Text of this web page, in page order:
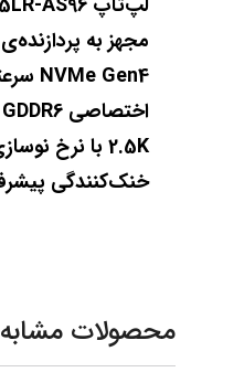
خنک‌کنندگی پیشرفته، این دستگاه را به انتخابی مطمئن برای گیمرهای جدی و کاربران حرفه‌ای در حوزه مهندسی، طراحی و رندر سه‌بعدی تبدیل کرده است.
محصولات مشابه